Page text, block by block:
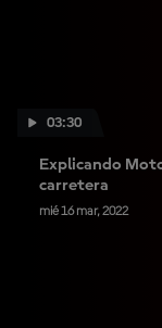
03:30
Explicando
carretera
mié 16 mar, 2022